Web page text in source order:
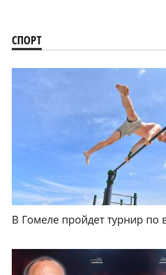
СПОРТ
В Гомеле пройдет турнир по